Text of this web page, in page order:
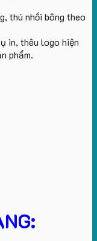
thú nhồi bông theo
in, thêu logo hiện
phẩm.